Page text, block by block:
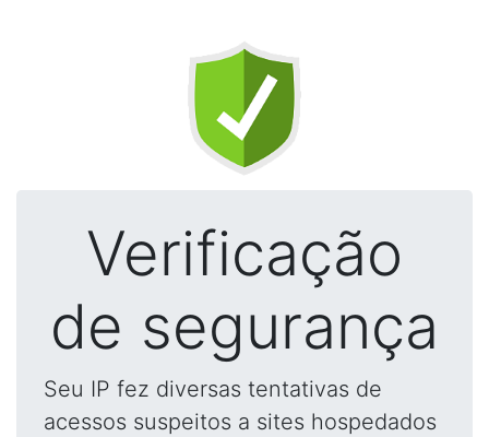
Verificação
de segurança
Seu IP fez diversas tentativas de
acessos suspeitos a sites hospedados